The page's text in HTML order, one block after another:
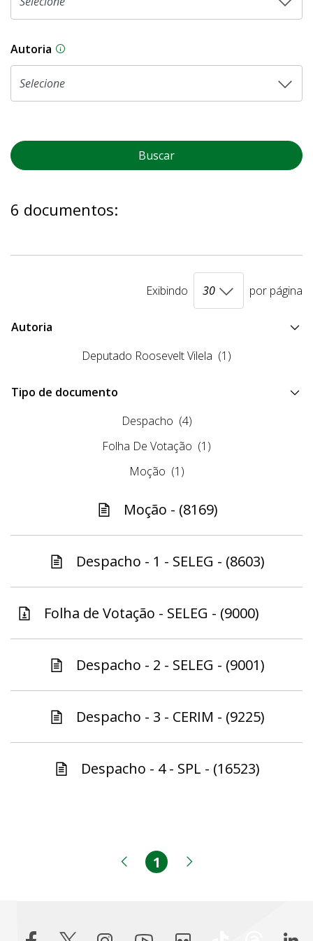
Autoria As proposições legislativas na CLDF podem
Buscar
6 documentos:
Exibindo por página
Autoria
Deputado Roosevelt Vilela (1)
Tipo de documento
Despacho (4)
Folha De Votação (1)
Moção (1)
Moção - (8169)
Despacho - 1 - SELEG - (8603)
Folha de Votação - SELEG - (9000)
Despacho - 2 - SELEG - (9001)
Despacho - 3 - CERIM - (9225)
Despacho - 4 - SPL - (16523)
Página anterior
Página
1